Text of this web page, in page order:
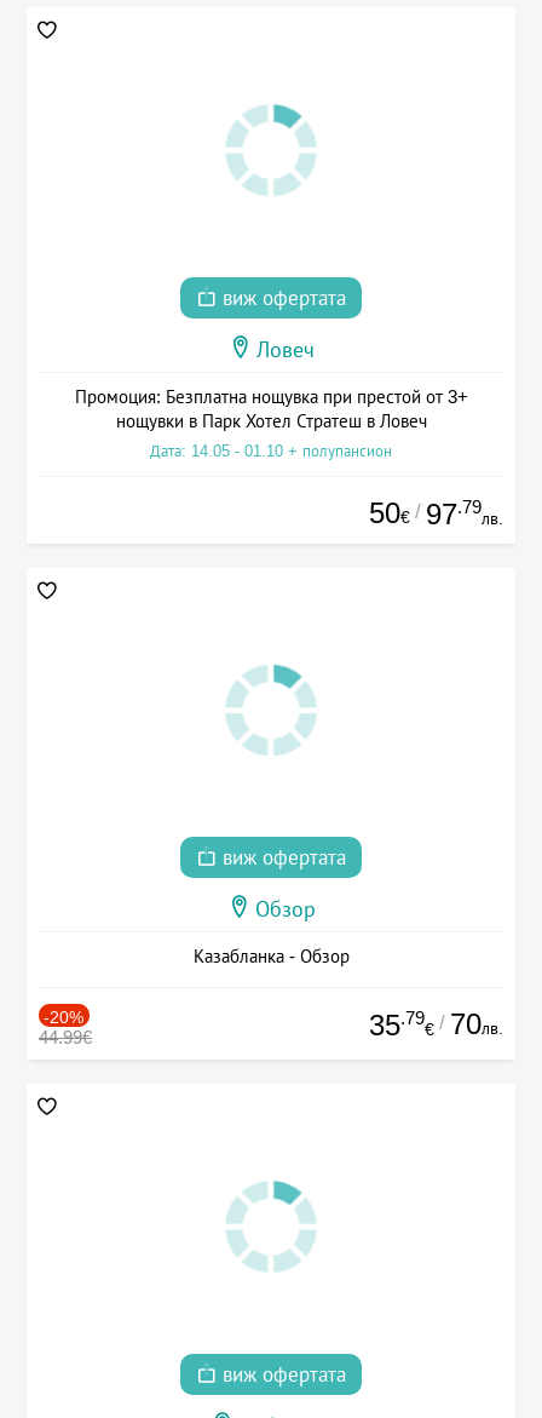
виж офертата
Ловеч
Промоция: Безплатна нощувка при престой от 3+
нощувки в Парк Хотел Стратеш в Ловеч
Дата: 14.05 - 01.10 + полупансион
50€ / 97.79
лв.
виж офертата
Обзор
Казабланка - Обзор
-20%
44.99€ 35.79
€ / 70лв.
виж офертата